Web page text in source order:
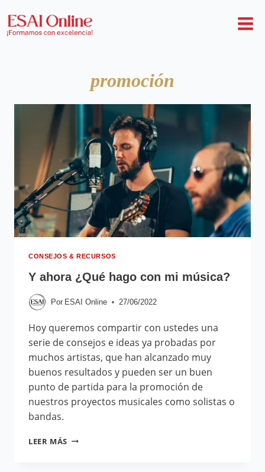
promoción
CONSEJOS & RECURSOS
Y ahora ¿Qué hago con mi música?
Por ESAI Online 27/06/2022
Hoy queremos compartir con ustedes una
serie de consejos e ideas ya probadas por
muchos artistas, que han alcanzado muy
buenos resultados y pueden ser un buen
punto de partida para la promoción de
nuestros proyectos musicales como solistas o
bandas.
LEER MÁS